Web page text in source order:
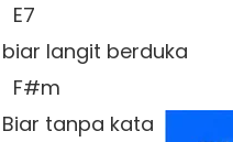
  E7
biar langit berduka
  F#m
Biar tanpa kata